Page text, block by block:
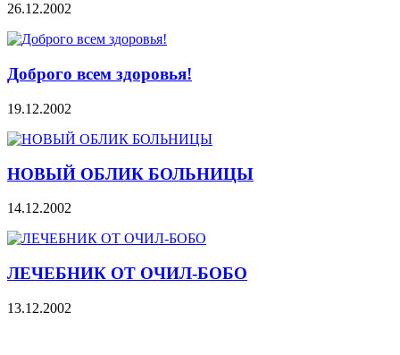
26.12.2002
Доброго всем здоровья!
19.12.2002
НОВЫЙ ОБЛИК БОЛЬНИЦЫ
14.12.2002
ЛЕЧЕБНИК ОТ ОЧИЛ-БОБО
13.12.2002